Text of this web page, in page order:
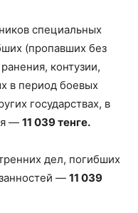
специальных
(пропавших без
контузии,
в период боевых
государствах, в
— 11 039 тенге.
дел, погибших
— 11 039